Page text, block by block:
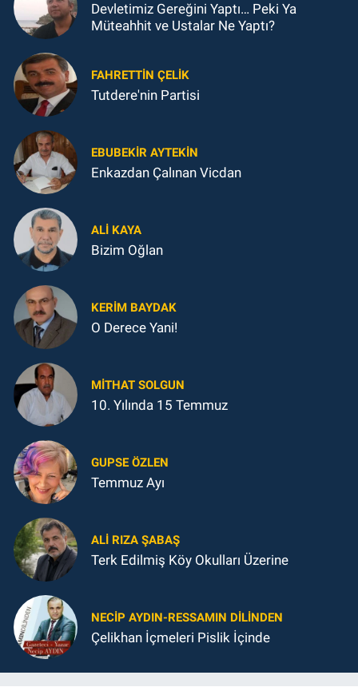
Devletimiz Gereğini Yaptı… Peki Ya
Müteahhit ve Ustalar Ne Yaptı?
FAHRETTIN ÇELİK
Tutdere'nin Partisi
EBUBEKIR AYTEKIN
Enkazdan Çalınan Vicdan
ALI KAYA
Bizim Oğlan
KERIM BAYDAK
O Derece Yani!
MITHAT SOLGUN
10. Yılında 15 Temmuz
GUPSE ÖZLEN
Temmuz Ayı
ALI RIZA ŞABAŞ
Terk Edilmiş Köy Okulları Üzerine
NECIP AYDIN-RESSAMIN DILINDEN
Çelikhan İçmeleri Pislik İçinde